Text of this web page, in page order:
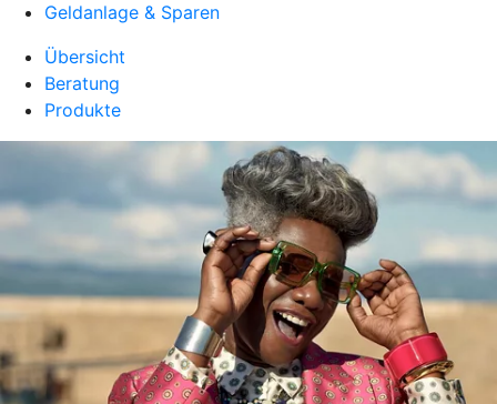
Geldanlage & Sparen
Übersicht
Beratung
Produkte